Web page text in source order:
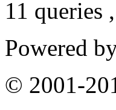
11 queries
Powered
© 2001-